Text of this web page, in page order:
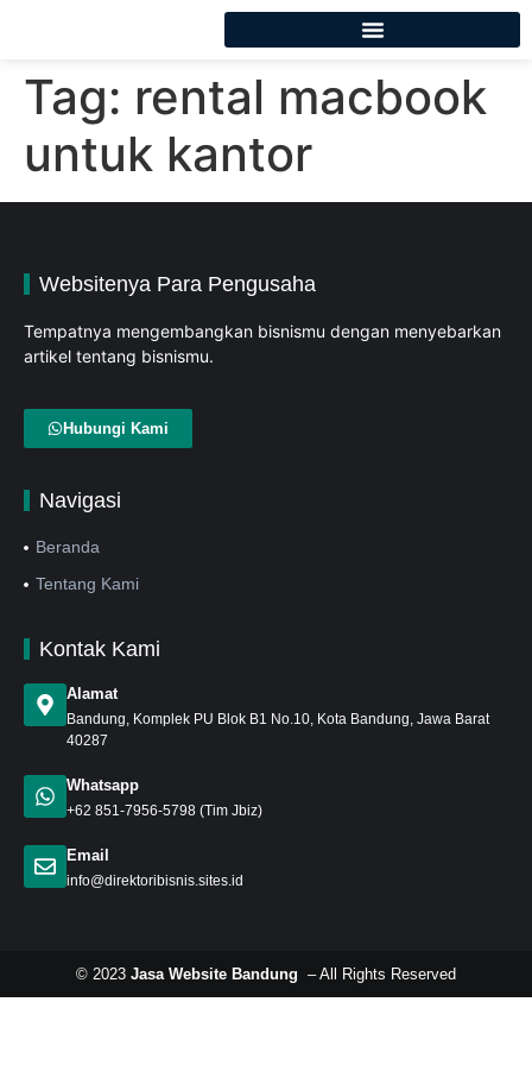
Tag: rental macbook
untuk kantor
Websitenya Para Pengusaha
Tempatnya mengembangkan bisnismu dengan menyebarkan
artikel tentang bisnismu.
Hubungi Kami
Navigasi
Beranda
Tentang Kami
Kontak Kami
Alamat
Bandung, Komplek PU Blok B1 No.10, Kota Bandung, Jawa Barat
40287
Whatsapp
+62 851-7956-5798 (Tim Jbiz)
Email
info@direktoribisnis.sites.id
© 2023 Jasa Website Bandung – All Rights Reserved